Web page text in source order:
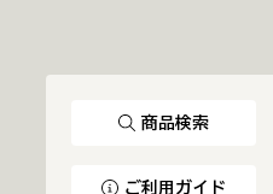
商品検索
ご利用ガイド